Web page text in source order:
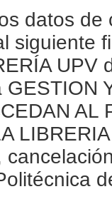
datos
siguiente
AL